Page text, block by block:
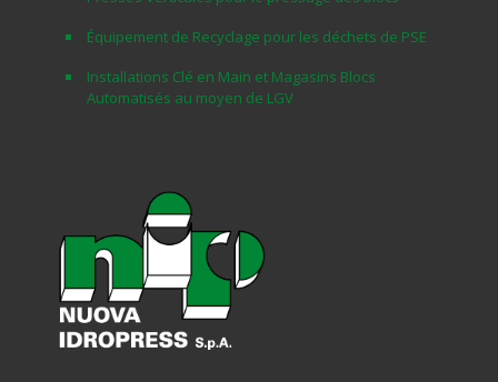
Équipement de Recyclage pour les déchets de PSE
Installations Clé en Main et Magasins Blocs
Automatisés au moyen de LGV